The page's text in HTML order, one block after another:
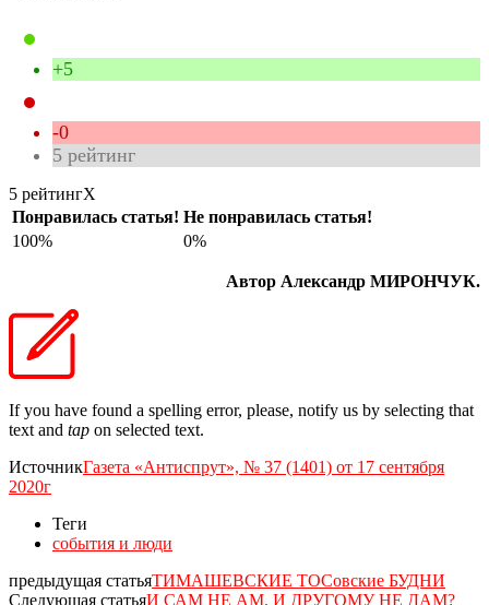
+5
-0
5 рейтинг
5 рейтингX
Понравилась статья! Не понравилась статья!
100%
0%
Автор Александр МИРОНЧУК.
If you have found a spelling error, please, notify us by selecting that
text and tap on selected text.
ИсточникГазета «Антиспрут», № 37 (1401) от 17 сентября
2020г
Теги
события и люди
предыдущая статьяТИМАШЕВСКИЕ ТОСовские БУДНИ
Следующая статьяИ САМ НЕ АМ, И ДРУГОМУ НЕ ДАМ?